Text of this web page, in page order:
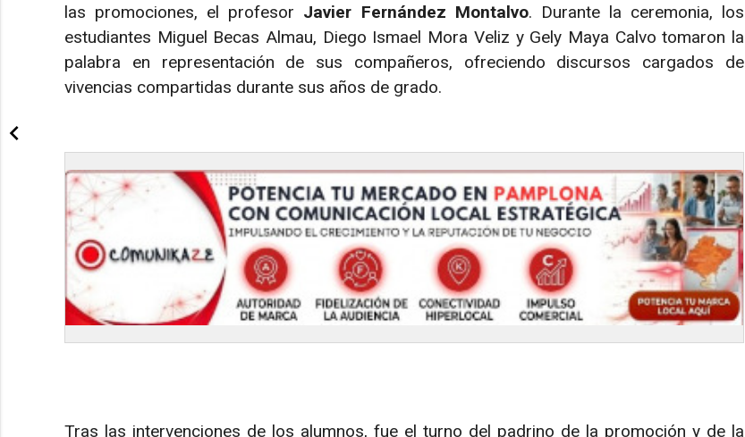
las promociones, el profesor Javier Fernández Montalvo. Durante la ceremonia, los
estudiantes Miguel Becas Almau, Diego Ismael Mora Veliz y Gely Maya Calvo tomaron la
palabra en representación de sus compañeros, ofreciendo discursos cargados de
vivencias compartidas durante sus años de grado.
Tras las intervenciones de los alumnos, fue el turno del padrino de la promoción y de la